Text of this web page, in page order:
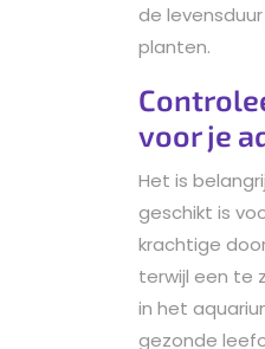
de
planten.
voor je
Het is
geschikt is
krachtige
terwijl een te
in het
gezonde